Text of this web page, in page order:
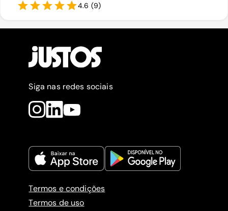
4.6 (9)
Siga nas redes sociais
Termos e condições
Termos de uso